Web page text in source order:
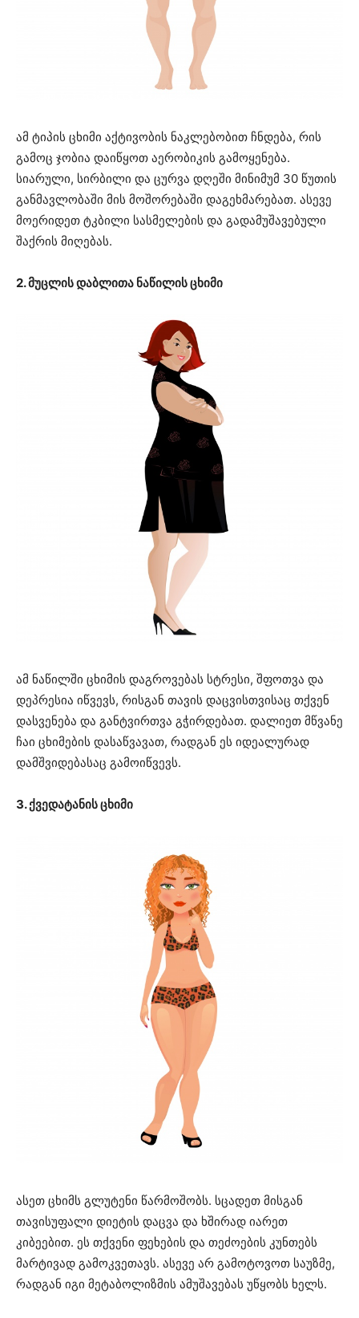
ამ ტიპის ცხიმი აქტივობის ნაკლებობით ჩნდება, რის
გამოც ჯობია დაიწყოთ აერობიკის გამოყენება.
სიარული, სირბილი და ცურვა დღეში მინიმუმ 30 წუთის
განმავლობაში მის მოშორებაში დაგეხმარებათ. ასევე
მოერიდეთ ტკბილი სასმელების და გადამუშავებული
შაქრის მიღებას.
2. მუცლის დაბლითა ნაწილის ცხიმი
ამ ნაწილში ცხიმის დაგროვებას სტრესი, შფოთვა და
დეპრესია იწვევს, რისგან თავის დაცვისთვისაც თქვენ
დასვენება და განტვირთვა გჭირდებათ. დალიეთ მწვანე
ჩაი ცხიმების დასაწვავათ, რადგან ეს იდეალურად
დამშვიდებასაც გამოიწვევს.
3. ქვედატანის ცხიმი
ასეთ ცხიმს გლუტენი წარმოშობს. სცადეთ მისგან
თავისუფალი დიეტის დაცვა და ხშირად იარეთ
კიბეებით. ეს თქვენი ფეხების და თეძოების კუნთებს
მარტივად გამოკვეთავს. ასევე არ გამოტოვოთ საუზმე,
რადგან იგი მეტაბოლიზმის ამუშავებას უწყობს ხელს.